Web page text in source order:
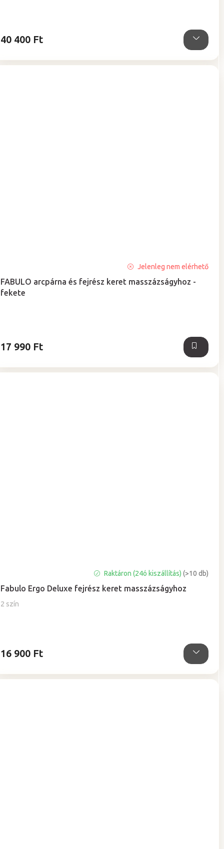
40 400 Ft
FABULO arcpárna és fejrész keret masszázságyhoz -
fekete
átlagos
értékelése
Jelenleg nem elérhető
17 990 Ft
Fabulo Ergo Deluxe fejrész keret masszázságyhoz
2 szín
Raktáron (24ó kiszállítás) (>10 db)
16 900 Ft